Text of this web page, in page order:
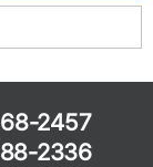
2457
2336